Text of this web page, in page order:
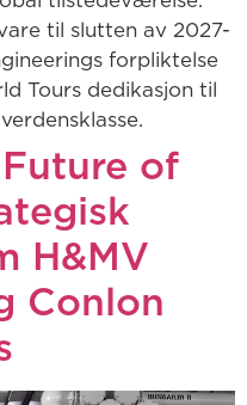
til slutten av 2027-
forpliktelse
Tours dedikasjon til
of
H&MV
Conlon